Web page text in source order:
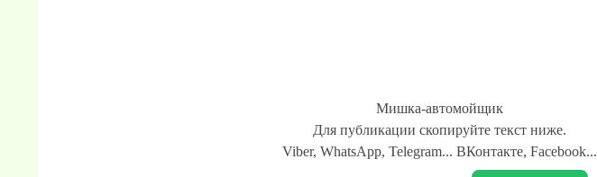
Мишка-автомойщик
Для публикации скопируйте текст ниже.
Viber, WhatsApp, Telegram... ВКонтакте, Facebook...